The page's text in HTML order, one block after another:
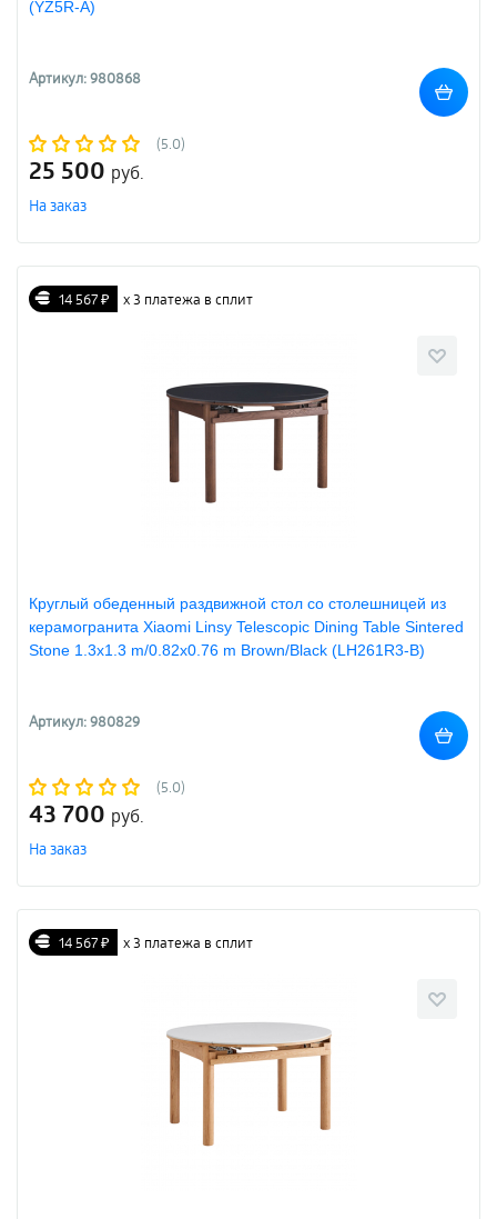
(YZ5R-A)
Артикул: 980868
(5.0)
25 500 руб.
На заказ
14 567 ₽ х 3 платежа в сплит
Круглый обеденный раздвижной стол со столешницей из
керамогранита Xiaomi Linsy Telescopic Dining Table Sintered
Stone 1.3х1.3 m/0.82х0.76 m Brown/Black (LH261R3-B)
Артикул: 980829
(5.0)
43 700 руб.
На заказ
14 567 ₽ х 3 платежа в сплит